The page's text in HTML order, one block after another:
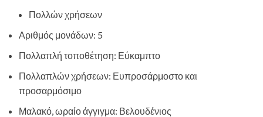
Πολλών χρήσεων
Αριθμός μονάδων: 5
Πολλαπλή τοποθέτηση: Εύκαμπτο
Πολλαπλών χρήσεων: Ευπροσάρμοστο και
προσαρμόσιμο
Μαλακό, ωραίο άγγιγμα: Βελουδένιος